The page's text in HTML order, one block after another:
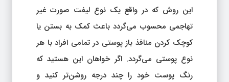
این روش که در واقع یک نوع لیفت صورت غیر
تهاجمی محسوب می‌گردد باعث کمک به بستن یا
کوچک کردن منافذ باز پوستی در تمامی افراد با هر
نوع پوستی می‌گردد. اگر خواهان این هستید که
رنگ پوست خود را چند درجه روشن‌تر کنید و